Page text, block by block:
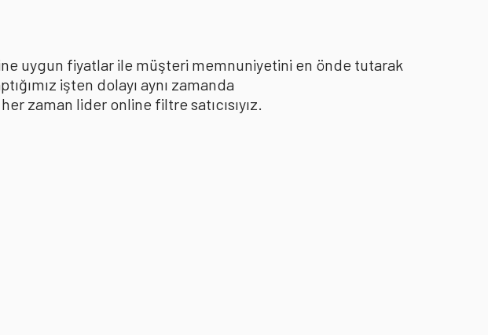
uygun fiyatlar ile müşteri memnuniyetini en önde tutarak
işten dolayı aynı zamanda
zaman lider online filtre satıcısıyız.